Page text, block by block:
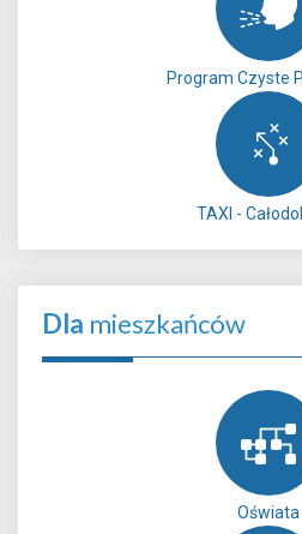
Program Czyste
TAXI -
Dla mieszkańców
Oświata